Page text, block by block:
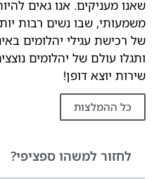
שאנו מעניקים. אנו גאים
משמעותי, שבו נשים רבות
של רכישת עגילי יהלומים
ותגלו עולם של יהלומים
שירות יוצא דופן!
כל ההמלצות
לחזור למשהו ספציפי?